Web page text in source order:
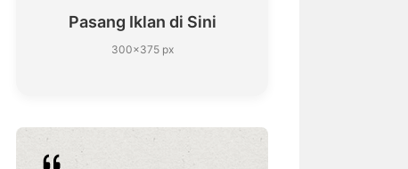
Pasang Iklan di Sini
300×375 px